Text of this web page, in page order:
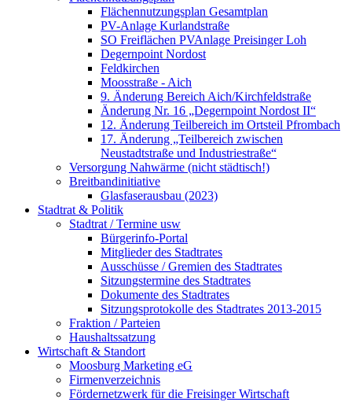
Flächennutzungsplan Gesamtplan
PV-Anlage Kurlandstraße
SO Freiflächen PV­Anlage Preisinger Loh
Degernpoint Nordost
Feldkirchen
Moosstraße - Aich
9. Änderung Bereich Aich/Kirchfeldstraße
Änderung Nr. 16 „Degernpoint Nordost II“
12. Änderung Teilbereich im Ortsteil Pfrombach
17. Änderung „Teilbereich zwischen
Neustadtstraße und Industriestraße“
Versorgung Nahwärme (nicht städtisch!)
Breitbandinitiative
Glasfaserausbau (2023)
Stadtrat & Politik
Stadtrat / Termine usw
Bürgerinfo-Portal
Mitglieder des Stadtrates
Ausschüsse / Gremien des Stadtrates
Sitzungstermine des Stadtrates
Dokumente des Stadtrates
Sitzungsprotokolle des Stadtrates 2013-2015
Fraktion / Parteien
Haushaltssatzung
Wirtschaft & Standort
Moosburg Marketing eG
Firmenverzeichnis
Fördernetzwerk für die Freisinger Wirtschaft